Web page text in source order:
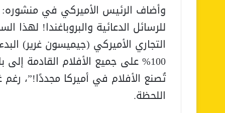
وأضاف الرئيس الأميركي في منشوره:
للرسائل الدعائية والبروباغندا! لهذا
التجاري الأميركي (جيميسون غرير)
100% على جميع الأفلام القادمة
تُصنع الأفلام في أميركا مجددًا!”،
اللحظة.